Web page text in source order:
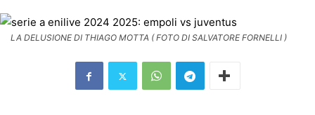
LA DELUSIONE DI THIAGO MOTTA ( FOTO DI SALVATORE FORNELLI )